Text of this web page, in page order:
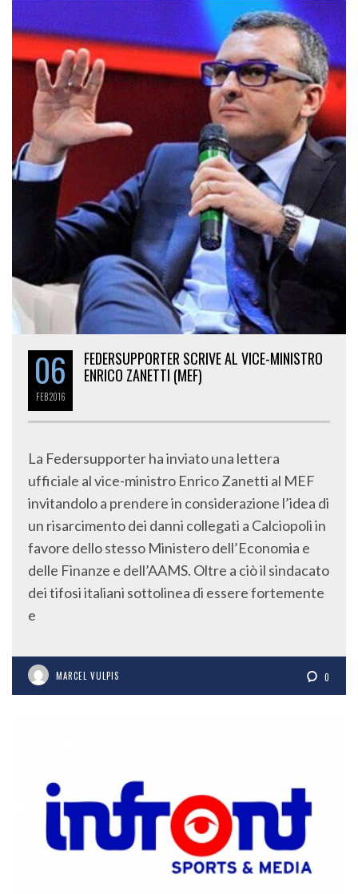
06
FEB2016
FEDERSUPPORTER SCRIVE AL VICE-MINISTRO
ENRICO ZANETTI (MEF)
La Federsupporter ha inviato una lettera
ufficiale al vice-ministro Enrico Zanetti al MEF
invitandolo a prendere in considerazione l’idea di
un risarcimento dei danni collegati a Calciopoli in
favore dello stesso Ministero dell’Economia e
delle Finanze e dell’AAMS. Oltre a ciò il sindacato
dei tifosi italiani sottolinea di essere fortemente
e
MARCEL VULPIS 0